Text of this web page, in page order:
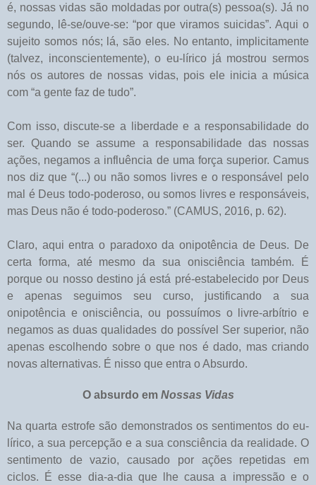
é, nossas vidas são moldadas por outra(s) pessoa(s). Já no
segundo, lê-se/ouve-se: “por que viramos suicidas”. Aqui o
sujeito somos nós; lá, são eles. No entanto, implicitamente
(talvez, inconscientemente), o eu-lírico já mostrou sermos
nós os autores de nossas vidas, pois ele inicia a música
com “a gente faz de tudo”.
Com isso, discute-se a liberdade e a responsabilidade do
ser. Quando se assume a responsabilidade das nossas
ações, negamos a influência de uma força superior. Camus
nos diz que “(...) ou não somos livres e o responsável pelo
mal é Deus todo-poderoso, ou somos livres e responsáveis,
mas Deus não é todo-poderoso.” (CAMUS, 2016, p. 62).
Claro, aqui entra o paradoxo da onipotência de Deus. De
certa forma, até mesmo da sua onisciência também. É
porque ou nosso destino já está pré-estabelecido por Deus
e apenas seguimos seu curso, justificando a sua
onipotência e onisciência, ou possuímos o livre-arbítrio e
negamos as duas qualidades do possível Ser superior, não
apenas escolhendo sobre o que nos é dado, mas criando
novas alternativas. É nisso que entra o Absurdo.
O absurdo em Nossas Vidas
Na quarta estrofe são demonstrados os sentimentos do eu-
lírico, a sua percepção e a sua consciência da realidade. O
sentimento de vazio, causado por ações repetidas em
ciclos. É esse dia-a-dia que lhe causa a impressão e o